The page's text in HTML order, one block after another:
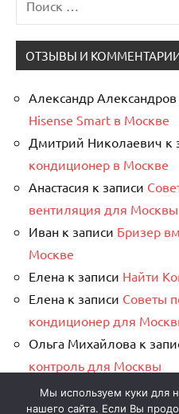
ОТЗЫВЫ И
Александр Александров
Hisense Smart в Москве
Дмитрий Николаевич к
кондиционер в Москве
Анастасия к записи
вентиляция для Москвы
Иван к записи Бризер
Москве
Елена к записи Найти
Елена к записи Советы
кондиционер для
Ольга Михайлова к
контроль для Москвы
Дмитрий Васильевичк
Москве
Мы используем куки для
нашего сайта. Если Вы